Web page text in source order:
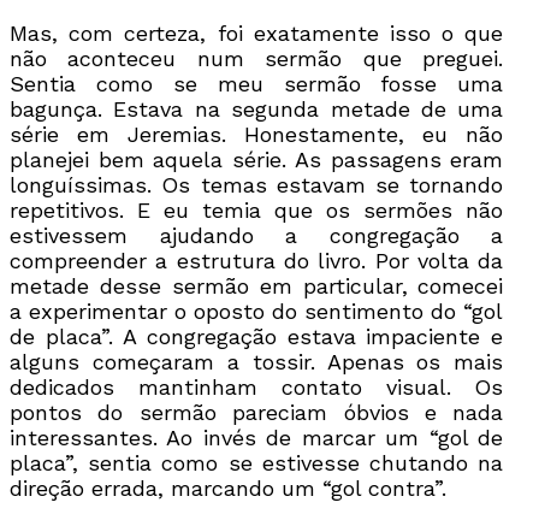
Mas, com certeza, foi exatamente isso o que
não aconteceu num sermão que preguei.
Sentia como se meu sermão fosse uma
bagunça. Estava na segunda metade de uma
série em Jeremias. Honestamente, eu não
planejei bem aquela série. As passagens eram
longuíssimas. Os temas estavam se tornando
repetitivos. E eu temia que os sermões não
estivessem ajudando a congregação a
compreender a estrutura do livro. Por volta da
metade desse sermão em particular, comecei
a experimentar o oposto do sentimento do “gol
de placa”. A congregação estava impaciente e
alguns começaram a tossir. Apenas os mais
dedicados mantinham contato visual. Os
pontos do sermão pareciam óbvios e nada
interessantes. Ao invés de marcar um “gol de
placa”, sentia como se estivesse chutando na
direção errada, marcando um “gol contra”.